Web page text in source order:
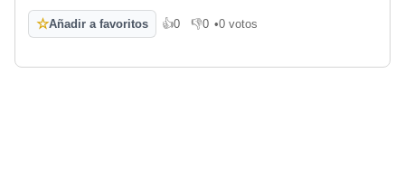
☆Añadir a favoritos 👍0
Me gusta
👎0
No me gusta
•0 votos